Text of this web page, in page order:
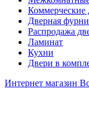
Коммерческие
Дверная
Распродажа
Ламинат
Кухни
Двери в
Интернет магазин